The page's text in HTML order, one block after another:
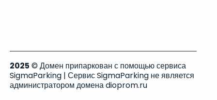
2025 © Домен припаркован с помощью сервиса
SigmaParking | Сервис SigmaParking не является
администратором домена dioprom.ru